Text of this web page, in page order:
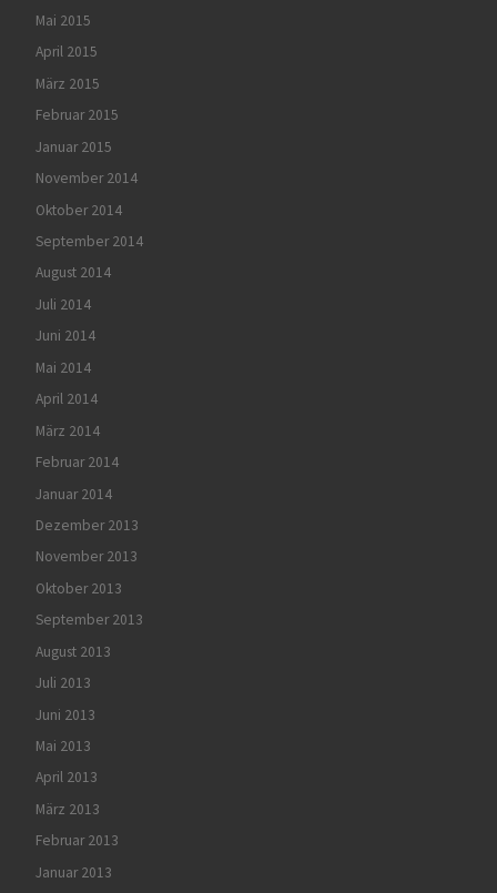
Mai 2015
April 2015
März 2015
Februar 2015
Januar 2015
November 2014
Oktober 2014
September 2014
August 2014
Juli 2014
Juni 2014
Mai 2014
April 2014
März 2014
Februar 2014
Januar 2014
Dezember 2013
November 2013
Oktober 2013
September 2013
August 2013
Juli 2013
Juni 2013
Mai 2013
April 2013
März 2013
Februar 2013
Januar 2013